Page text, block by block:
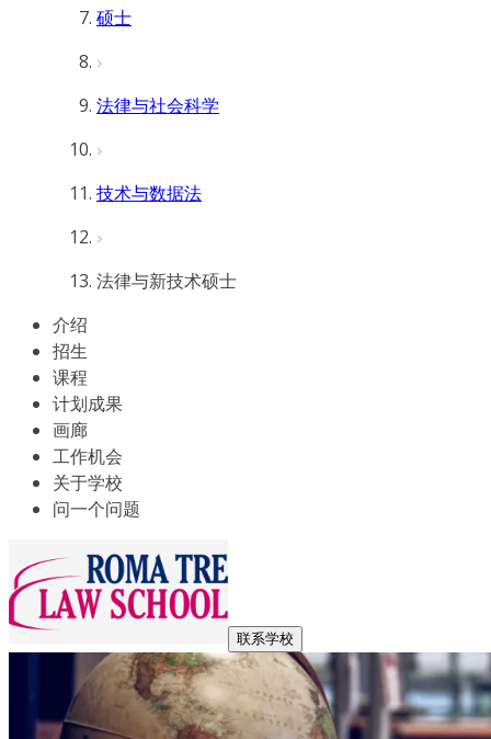
硕士
法律与社会科学
技术与数据法
法律与新技术硕士
介绍
招生
课程
计划成果
画廊
工作机会
关于学校
问一个问题
联系学校